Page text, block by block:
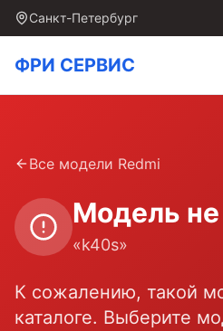
Санкт-Петербург
ФРИ СЕРВИС
Все модели Redmi
Модель
«k40s»
К сожалению, такой
каталоге. Выберите